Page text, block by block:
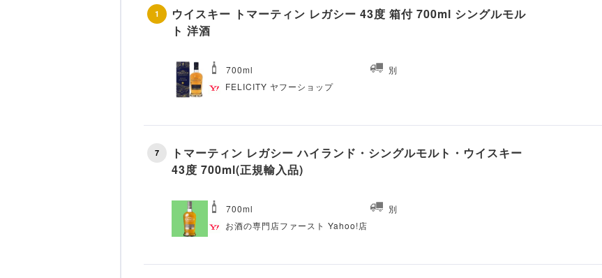
1
ウイスキー トマーティン レガシー 43度 箱付 700ml シングルモル
ト 洋酒
700ml
別
FELICITY ヤフーショップ
7
トマーティン レガシー ハイランド・シングルモルト・ウイスキー
43度 700ml(正規輸入品)
700ml
別
お酒の専門店ファースト Yahoo!店